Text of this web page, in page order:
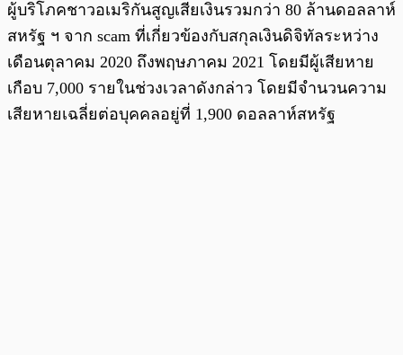
ผู้บริโภคชาวอเมริกันสูญเสียเงินรวมกว่า 80 ล้านดอลลาห์
สหรัฐ ฯ จาก scam ที่เกี่ยวข้องกับสกุลเงินดิจิทัลระหว่าง
เดือนตุลาคม 2020 ถึงพฤษภาคม 2021 โดยมีผู้เสียหาย
เกือบ 7,000 รายในช่วงเวลาดังกล่าว โดยมีจำนวนความ
เสียหายเฉลี่ยต่อบุคคลอยู่ที่ 1,900 ดอลลาห์สหรัฐ